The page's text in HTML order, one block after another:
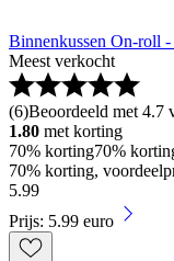
Binnenkussen On-roll
Meest verkocht
(6)Beoordeeld met 4.7
1.80 met korting
70% korting70%
70% korting,
5.99
Prijs: 5.99 euro